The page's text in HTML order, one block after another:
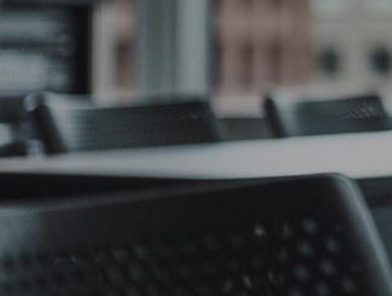
投資家の皆様へトップ
サステナビリティトップ
企業情報トップ